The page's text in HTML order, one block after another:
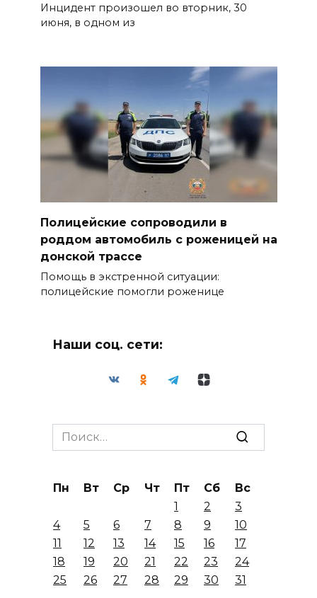
Инцидент произошел во вторник, 30
июня, в одном из
Полицейские сопроводили в
роддом автомобиль с роженицей на
донской трассе
Помощь в экстренной ситуации:
полицейские помогли роженице
Наши соц. сети:
Search
for:
Пн Вт Ср Чт Пт Сб
Вс
1
2
3
4
5 6 7 8 9
10
11
12 13 14 15 16
17
18
19 20 21 22 23
24
25
26 27 28 29 30 31